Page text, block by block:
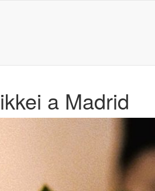
a Madrid